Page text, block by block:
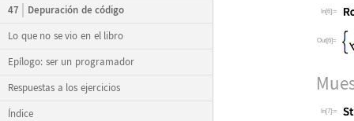
47
Depuración de código
Lo que no se vio en el libro
Epílogo: ser un programador
Respuestas a los ejercicios
Índice
In[6]:=
Out[6]=
In[7]:=